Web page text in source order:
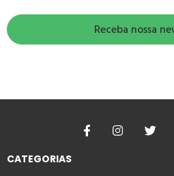
CATEGORIAS